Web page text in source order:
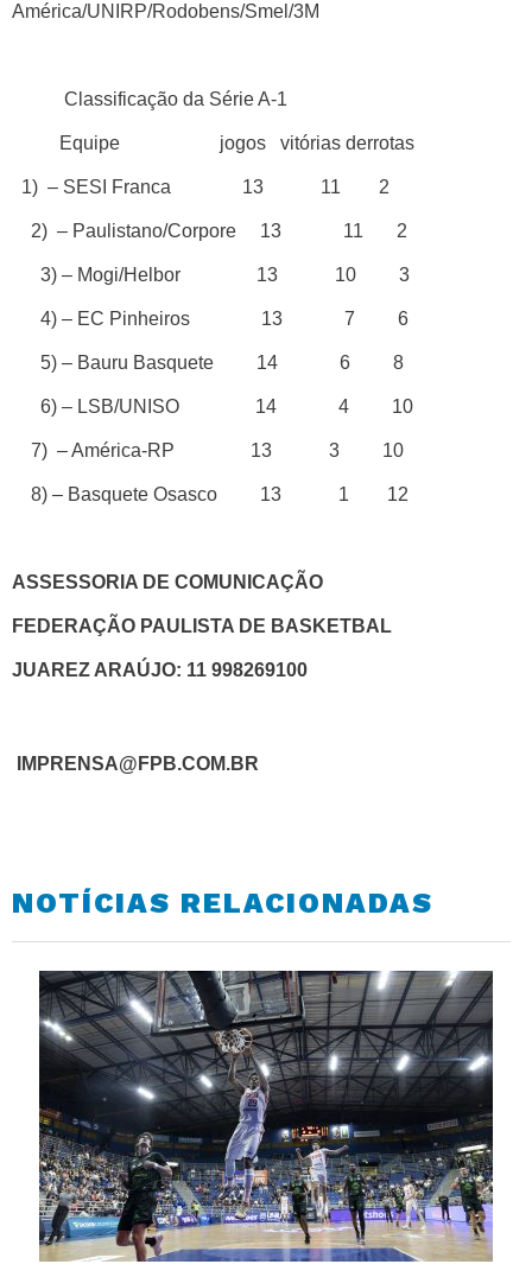
América/UNIRP/Rodobens/Smel/3M
Classificação da Série A-1
Equipe jogos vitórias derrotas
– SESI Franca 13 11 2
2) – Paulistano/Corpore 13 11 2
3) – Mogi/Helbor 13 10 3
4) – EC Pinheiros 13 7 6
5) – Bauru Basquete 14 6 8
6) – LSB/UNISO 14 4 10
7) – América-RP 13 3 10
8) – Basquete Osasco 13 1 12
ASSESSORIA DE COMUNICAÇÃO
FEDERAÇÃO PAULISTA DE BASKETBAL
JUAREZ ARAÚJO: 11 998269100
IMPRENSA@FPB.COM.BR
NOTÍCIAS RELACIONADAS